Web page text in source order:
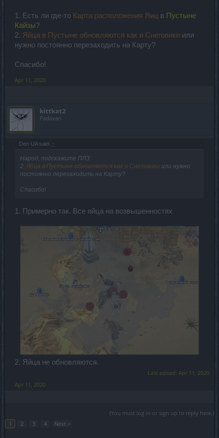
6) Яйца на острове - Вообщем на острове есть место где
рандомно появляются золотые яйца, с них прогресса не мало
тоже падает, и можно поймать уник новый с набора.
Обычные яйца на острове - Я старался их не нажимать
вы можете нажимать, у меня просто времени в обрез было.
Если вопросы будут, пишите сразу несколько вопросов.
1. Есть ли где-то Карта расположения Яиц в Пустыне
Кайзы?
2. Яйца в Пустыне обновляются как и Снеговики или
нужно постоянно перезаходить на Карту?
Спасибо!
Apr 11, 2020
kittkat2
Padavan
Den-UA said: ↑
Народ, подскажите ПЛЗ:
2. Яйца в Пустыне обновляются как и Снеговики или нужно
постоянно перезаходить на Карту?
Спасибо!
1. Примерно так. Все яйца на возвышенностях
2. Яйца не обновляются.
Last edited: Apr 11, 2020
Apr 11, 2020
(You must log in or sign up to reply here.)
1
2 3 4 Next >